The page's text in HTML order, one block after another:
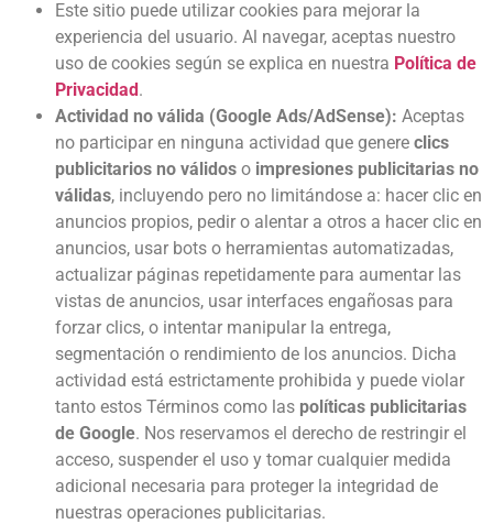
Este sitio puede utilizar cookies para mejorar la
experiencia del usuario. Al navegar, aceptas nuestro
uso de cookies según se explica en nuestra Política de
Privacidad.
Actividad no válida (Google Ads/AdSense): Aceptas
no participar en ninguna actividad que genere clics
publicitarios no válidos o impresiones publicitarias no
válidas, incluyendo pero no limitándose a: hacer clic en
anuncios propios, pedir o alentar a otros a hacer clic en
anuncios, usar bots o herramientas automatizadas,
actualizar páginas repetidamente para aumentar las
vistas de anuncios, usar interfaces engañosas para
forzar clics, o intentar manipular la entrega,
segmentación o rendimiento de los anuncios. Dicha
actividad está estrictamente prohibida y puede violar
tanto estos Términos como las políticas publicitarias
de Google. Nos reservamos el derecho de restringir el
acceso, suspender el uso y tomar cualquier medida
adicional necesaria para proteger la integridad de
nuestras operaciones publicitarias.